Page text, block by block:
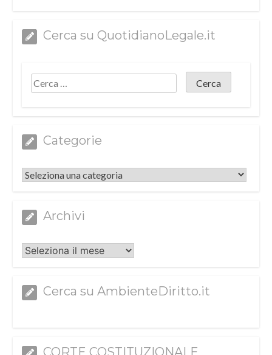
Cerca su QuotidianoLegale.it
Categorie
Categorie
Archivi
Archivi
Cerca su AmbienteDiritto.it
CORTE COSTITUZIONALE